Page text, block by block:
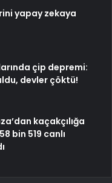
yapay zekaya
çip depremi:
devler çöktü!
kaçakçılığa
bin 519 canlı